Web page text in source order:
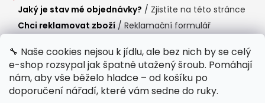
🔧 Naše cookies nejsou k jídlu, ale bez nich by se celý
e-shop rozsypal jak špatně utažený šroub. Pomáhají
nám, aby vše běželo hladce – od košíku po
doporučení nářadí, které vám sedne do ruky.
Jaký je stav mé objednávky? / Zjistíte na této stránce
Chci reklamovat zboží / Reklamační formulář
Provozní doba
Po-Čt / 8:00 - 15:00